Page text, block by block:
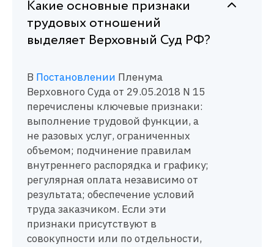
Какие основные признаки
трудовых отношений
выделяет Верховный Суд РФ?
В Постановлении Пленума
Верховного Суда от 29.05.2018 N 15
перечислены ключевые признаки:
выполнение трудовой функции, а
не разовых услуг, ограниченных
объемом; подчинение правилам
внутреннего распорядка и графику;
регулярная оплата независимо от
результата; обеспечение условий
труда заказчиком. Если эти
признаки присутствуют в
совокупности или по отдельности,